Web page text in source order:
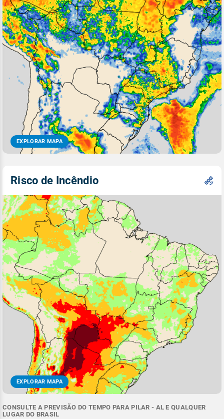
EXPLORAR MAPA
Risco de Incêndio
EXPLORAR MAPA
CONSULTE A PREVISÃO DO TEMPO PARA PILAR - AL E QUALQUER
LUGAR DO BRASIL